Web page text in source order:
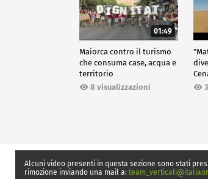
01:49
Maiorca contro il turismo
che consuma case, acqua e
territorio
8 visualizzazioni
Alcuni video presenti in questa sezione sono stati
rimozione inviando una mail a: